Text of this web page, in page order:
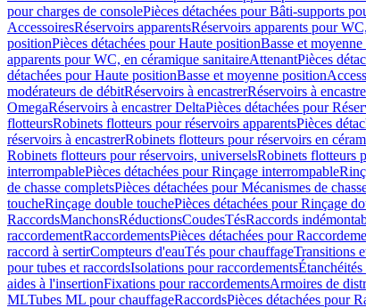
pour charges de consolePièces détachées pour Bâti-supports
AccessoiresRéservoirs apparentsRéservoirs apparents pour
positionPièces détachées pour Haute positionBasse et
apparents pour WC, en céramique sanitaireAttenantPièces
détachées pour Haute positionBasse et moyenne position
modérateurs de débitRéservoirs à encastrerRéservoirs à
OmegaRéservoirs à encastrer DeltaPièces détachées pour
flotteursRobinets flotteurs pour réservoirs apparentsPièces
réservoirs à encastrerRobinets flotteurs pour réservoirs en
Robinets flotteurs pour réservoirs, universelsRobinets flotteurs
interrompablePièces détachées pour Rinçage interrompable
de chasse completsPièces détachées pour Mécanismes de
toucheRinçage double touchePièces détachées pour Rinçage
RaccordsManchonsRéductionsCoudesTésRaccords
raccordementRaccordementsPièces détachées pour
raccord à sertirCompteurs d'eauTés pour chauffageTransitions
pour tubes et raccordsIsolations pour raccordements
aides à l'insertionFixations pour raccordementsArmoires de
MLTubes ML pour chauffageRaccordsPièces détachées pour